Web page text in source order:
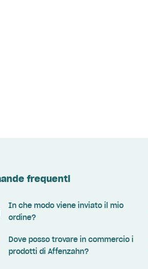
frequenti
In che modo viene inviato il mio
ordine?
Dove posso trovare in commercio i
prodotti di Affenzahn?